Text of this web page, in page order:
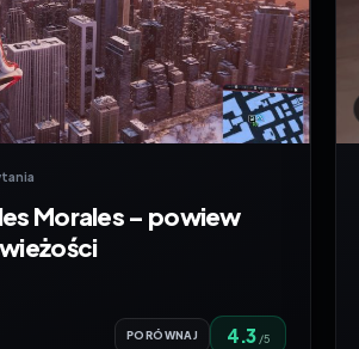
Morales – powiew
PORÓWNAJ 4.3 /5